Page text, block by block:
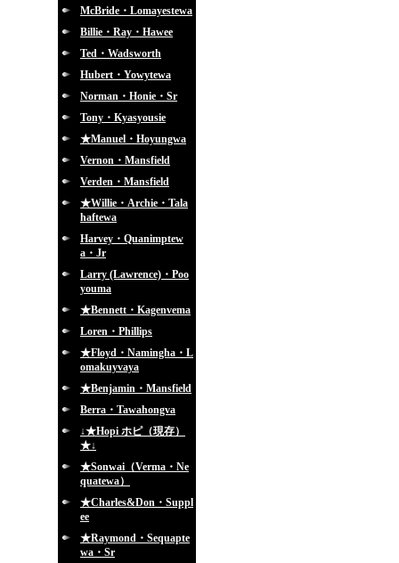
McBride・Lomayestewa
Billie・Ray・Hawee
Ted・Wadsworth
Hubert・Yowytewa
Norman・Honie・Sr
Tony・Kyasyousie
★Manuel・Hoyungwa
Vernon・Mansfield
Verden・Mansfield
★Willie・Archie・Tala
haftewa
Harvey・Quanimptew
a・Jr
Larry (Lawrence)・Poo
youma
★Bennett・Kagenvema
Loren・Phillips
★Floyd・Namingha・L
omakuyvaya
★Benjamin・Mansfield
Berra・Tawahongva
↓★Hopi ホピ（現存）
★↓
★Sonwai（Verma・Ne
quatewa）
★Charles&Don・Suppl
ee
★Raymond・Sequapte
wa・Sr